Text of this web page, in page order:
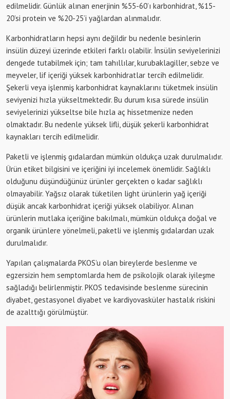
edilmelidir. Günlük alınan enerjinin %55-60’ı karbonhidrat, %15-
20’si protein ve %20-25’i yağlardan alınmalıdır.
Karbonhidratların hepsi aynı değildir bu nedenle besinlerin
insülin düzeyi üzerinde etkileri farklı olabilir. İnsülin seviyelerinizi
dengede tutabilmek için; tam tahıllılar, kurubaklagiller, sebze ve
meyveler, lif içeriği yüksek karbonhidratlar tercih edilmelidir.
Şekerli veya işlenmiş karbonhidrat kaynaklarını tüketmek insülin
seviyenizi hızla yükseltmektedir. Bu durum kısa sürede insülin
seviyelerinizi yükseltse bile hızla aç hissetmenize neden
olmaktadır. Bu nedenle yüksek lifli, düşük şekerli karbonhidrat
kaynakları tercih edilmelidir.
Paketli ve işlenmiş gıdalardan mümkün oldukça uzak durulmalıdır.
Ürün etiket bilgisini ve içeriğini iyi incelemek önemlidir. Sağlıklı
olduğunu düşündüğünüz ürünler gerçekten o kadar sağlıklı
olmayabilir. Yağsız olarak tüketilen light ürünlerin yağ içeriği
düşük ancak karbonhidrat içeriği yüksek olabiliyor. Alınan
ürünlerin mutlaka içeriğine bakılmalı, mümkün oldukça doğal ve
organik ürünlere yönelmeli, paketli ve işlenmiş gıdalardan uzak
durulmalıdır.
Yapılan çalışmalarda PKOS’u olan bireylerde beslenme ve
egzersizin hem semptomlarda hem de psikolojik olarak iyileşme
sağladığı belirlenmiştir. PKOS tedavisinde beslenme sürecinin
diyabet, gestasyonel diyabet ve kardiyovasküler hastalık riskini
de azalttığı görülmüştür.